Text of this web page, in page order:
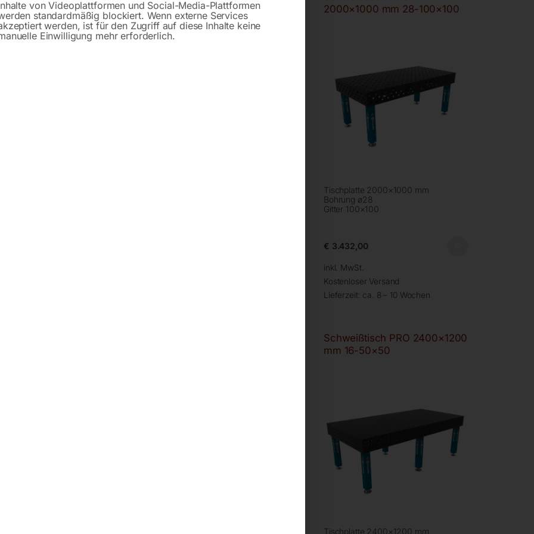
mm 16-50×50
2000×1000 mm 16-diag
2000×1000 mm 28-100×100
Tischplatte 2000×1000 mm
Bohrung ø28
Gitter 100×100
€ 3.432,00
inkl. MwSt.
Kostenloser Versand
Lieferzeit: ca. 8 – 10 Wochen
Schweißtisch PRO 2400×1200
mm 16-50×50
Tischplatte 2400×1200 mm
von Videoplattformen und Social-Media-Plattformen
standardmäßig blockiert. Wenn externe Services
werden, ist für den Zugriff auf diese Inhalte keine
Einwilligung mehr erforderlich.